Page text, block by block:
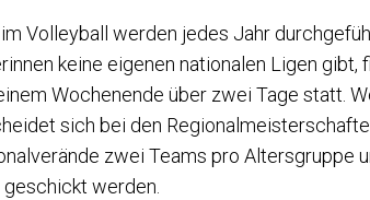
Volleyball werden jedes Jahr
keine eigenen nationalen Ligen gibt,
Wochenende über zwei Tage statt.
sich bei den
zwei Teams pro Altersgruppe
werden.